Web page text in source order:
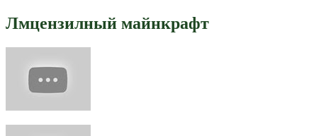
Лмцензилный майнкрафт